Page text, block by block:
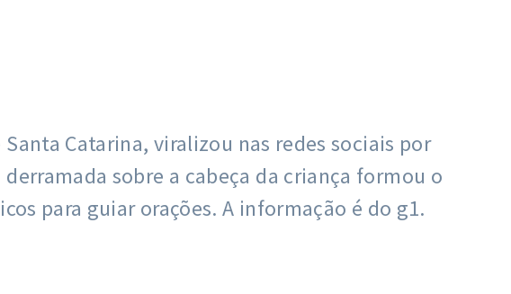
Catarina, viralizou nas redes sociais por
sobre a cabeça da criança formou o
para guiar orações. A informação é do g1.